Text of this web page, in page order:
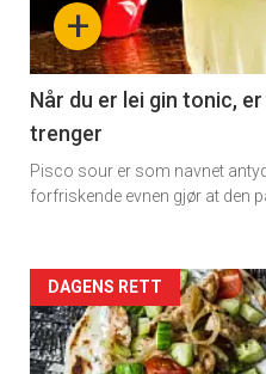
section
11
Dagens
rett
+
Når du er lei gin tonic,
trenger
Pisco sour er som navnet
forfriskende evnen gjør at den
Artikler
detail
DAGENS RETT